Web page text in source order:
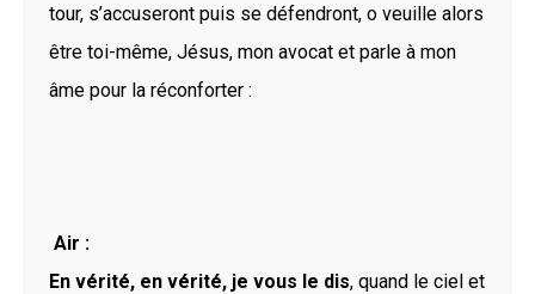
tour, s’accuseront puis se défendront, o veuille alors
être toi-même, Jésus, mon avocat et parle à mon
âme pour la réconforter :
Air :
En vérité, en vérité, je vous le dis, quand le ciel et